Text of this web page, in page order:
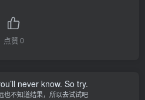
点赞0
never know. So try.
也不知道结果，所以去试试吧